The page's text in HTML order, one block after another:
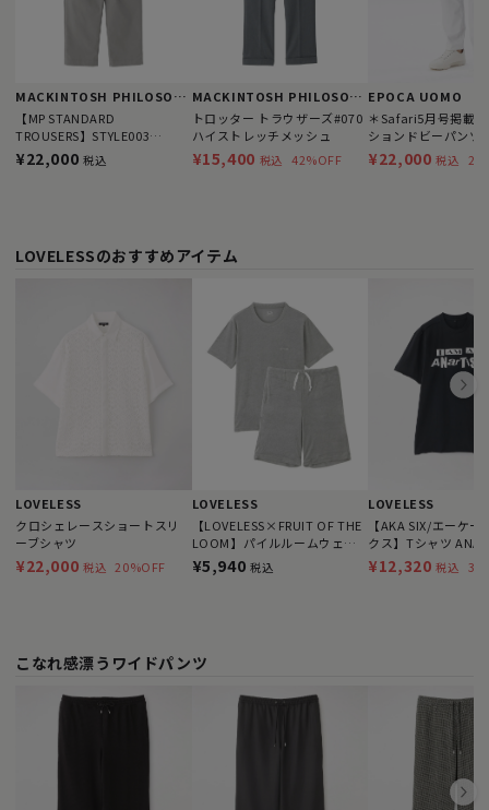
MACKINTOSH PHILOSOPHY
【MP STANDARD
TROUSERS】STYLE003
TAPERED FIT フレックスドラ
イチノ
¥22,000 税込
MACKINTOSH PHILOSOPHY
トロッター トラウザーズ#070
ハイストレッチメッシュ
¥15,400 税込 42%OFF
EPOCA UOMO
＊Safari5月号掲載
ションドビーパンツ
¥22,000 税込
LOVELESSのおすすめアイテム
LOVELESS
クロシェレースショートスリ
ーブシャツ
¥22,000 税込 20%OFF
LOVELESS
【LOVELESS×FRUIT OF THE
LOOM】パイルルームウェア
セット
¥5,940 税込
LOVELESS
【AKA SIX/エーケー
クス】Tシャツ
PUNK
¥12,320 税込
こなれ感漂うワイドパンツ